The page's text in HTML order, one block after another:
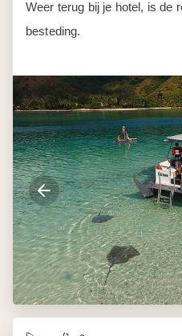
Dag 8-9
Moorea
Geniet nog twee heerlijke
fiets bij je resort om de